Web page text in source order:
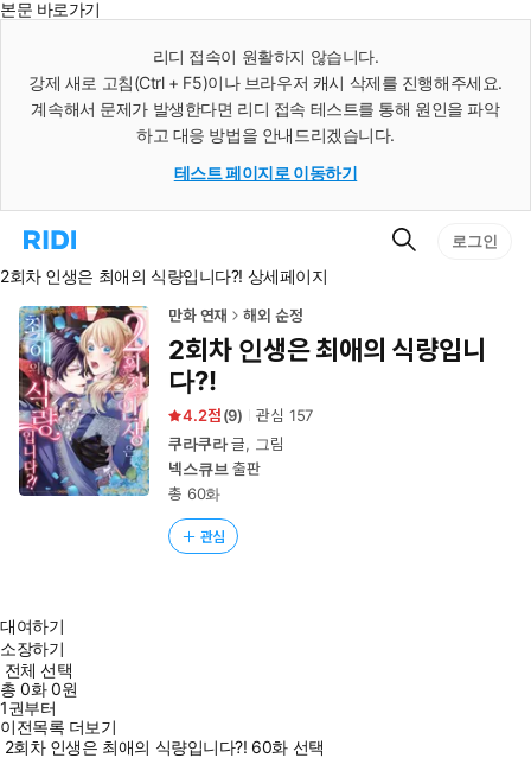
본문 바로가기
리디 접속이 원활하지 않습니다.
강제 새로 고침(Ctrl + F5)이나 브라우저 캐시 삭제를 진행해주세요.
계속해서 문제가 발생한다면 리디 접속 테스트를 통해 원인을 파악
하고 대응 방법을 안내드리겠습니다.
테스트 페이지로 이동하기
리
홈
로
이
동
검
로그인
2회차 인생은 최애의 식량입니다?! 상세페이지
만화 연재 해외 순정
2회차 인생은 최애의 식량입니
다?!
4.2 (9) 관심 157
쿠라쿠라글, 그림
넥스큐브 출판
총 60화
관심
대여하기
소장하기
전체 선택
총0화0원
1권부터
이전목록 더보기
2회차 인생은 최애의 식량입니다?! 60화 선택